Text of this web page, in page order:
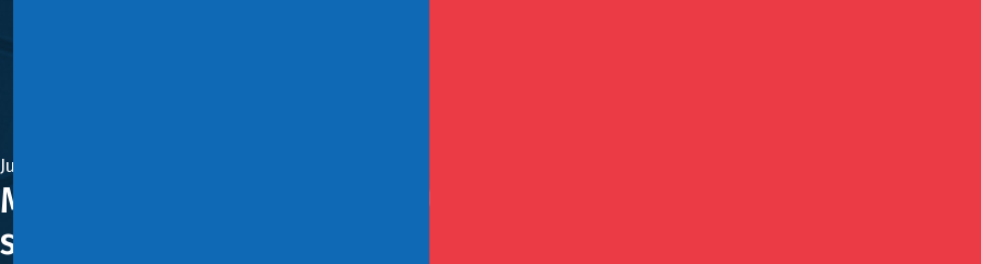
Junio 21, 2024
Marcel ante la decisión de Moody’s de mantener la
satisfechos”